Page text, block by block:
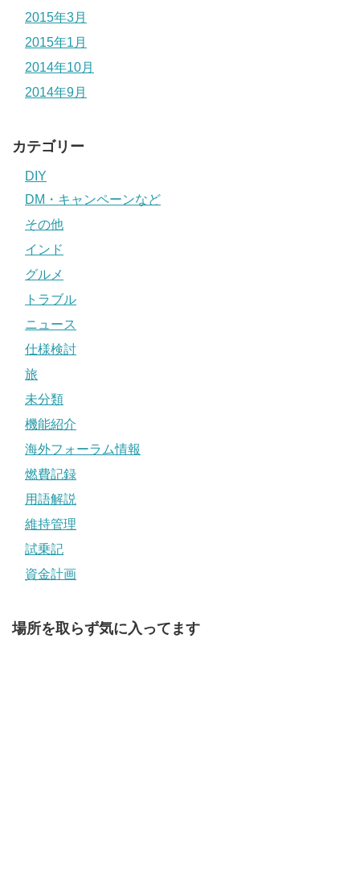
2015年3月
2015年1月
2014年10月
2014年9月
カテゴリー
DIY
DM・キャンペーンなど
その他
インド
グルメ
トラブル
ニュース
仕様検討
旅
未分類
機能紹介
海外フォーラム情報
燃費記録
用語解説
維持管理
試乗記
資金計画
場所を取らず気に入ってます